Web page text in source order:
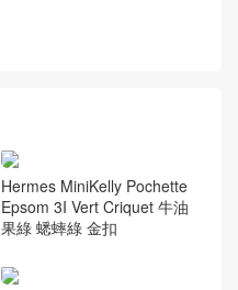
Hermes MiniKelly Pochette
Epsom 3I Vert Criquet 牛油
果綠 蟋蟀綠 金扣